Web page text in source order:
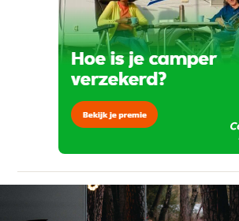
viaBOVAG.nl verwerkt je
om je aanvraag zo goed mogelijk
aanbieder te brengen. Lees hier
onzeprivacyverklaring
Stuur mijn bevinding